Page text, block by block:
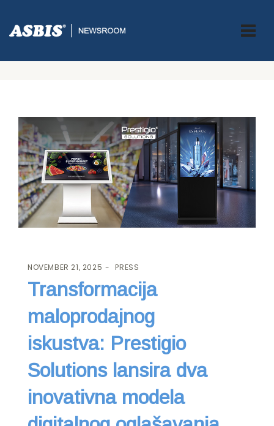
ASBIS.BA> PRESS> TRANSFORMACIJA MALOPRODAJNOG
ISKUSTVA: PRESTIGIO SOLUTIONS LANSIRA DVA INOVATIVNA
NOVEMBER 21, 2025 PRESS
Transformacija
maloprodajnog
iskustva: Prestigio
Solutions lansira dva
inovativna modela